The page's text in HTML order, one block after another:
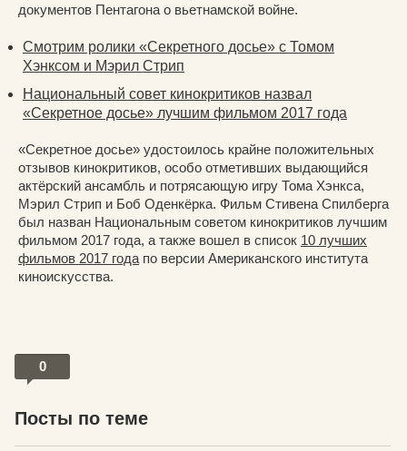
документов Пентагона о вьетнамской войне.
Смотрим ролики «Секретного досье» с Томом
Хэнксом и Мэрил Стрип
Национальный совет кинокритиков назвал
«Секретное досье» лучшим фильмом 2017 года
«Секретное досье» удостоилось крайне положительных
отзывов кинокритиков, особо отметивших выдающийся
актёрский ансамбль и потрясающую игру Тома Хэнкса,
Мэрил Стрип и Боб Оденкёрка. Фильм Стивена Спилберга
был назван Национальным советом кинокритиков лучшим
фильмом 2017 года, а также вошел в список 10 лучших
фильмов 2017 года по версии Американского института
киноискусства.
0
Посты по теме